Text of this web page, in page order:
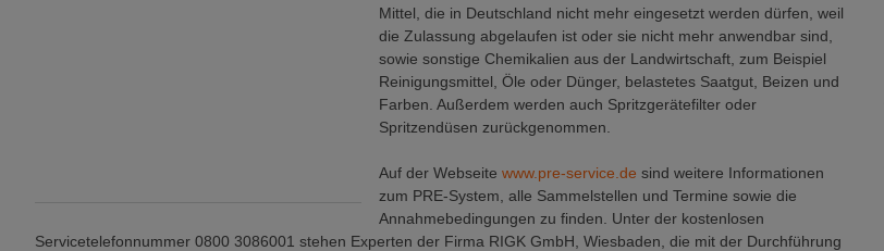
Mittel, die in Deutschland nicht mehr eingesetzt werden dürfen, weil
die Zulassung abgelaufen ist oder sie nicht mehr anwendbar sind,
sowie sonstige Chemikalien aus der Landwirtschaft, zum Beispiel
Reinigungsmittel, Öle oder Dünger, belastetes Saatgut, Beizen und
Farben. Außerdem werden auch Spritzgerätefilter oder
Spritzendüsen zurückgenommen.
Auf der Webseite www.pre-service.de sind weitere Informationen
zum PRE-System, alle Sammelstellen und Termine sowie die
Annahmebedingungen zu finden. Unter der kostenlosen
Servicetelefonnummer 0800 3086001 stehen Experten der Firma RIGK GmbH, Wiesbaden, die mit der Durchführung